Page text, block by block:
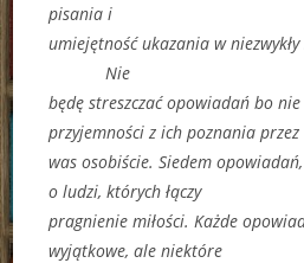
pisania i
umiejętność ukazania w niezwykły
Nie
będę streszczać opowiadań bo
przyjemności z ich poznania przez
was osobiście. Siedem
o ludzi, których łączy
pragnienie miłości. Każde
wyjątkowe, ale niektóre